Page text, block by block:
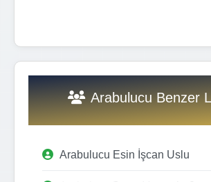
Arabulucu Benzer
Arabulucu Esin İşcan Uslu